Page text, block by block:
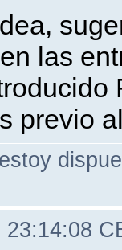
las
previo
23:14:08